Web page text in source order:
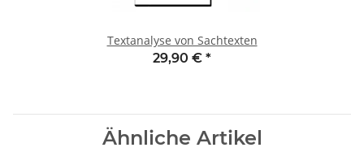
Textanalyse von Sachtexten
29,90 € *
Ähnliche Artikel